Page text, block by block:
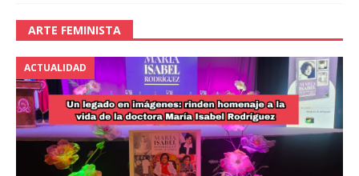
ARTE FEMINISTA
ACTUALIDAD